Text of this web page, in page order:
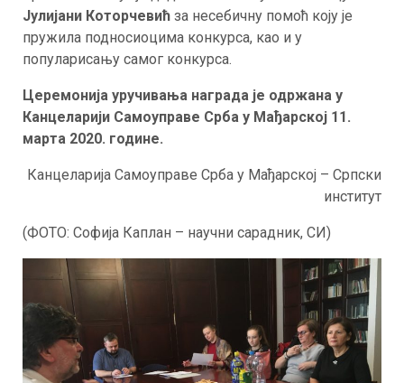
Јулијани Которчевић за несебичну помоћ коју је
пружила подносиоцима конкурса, као и у
популарисању самог конкурса.
Церемонија уручивања награда је одржана у
Канцеларији Самоуправе Срба у Мађарској 11.
марта 2020. године.
Канцеларија Самоуправе Срба у Мађарској – Српски
институт
(ФОТО: Софија Каплан – научни сарадник, СИ)